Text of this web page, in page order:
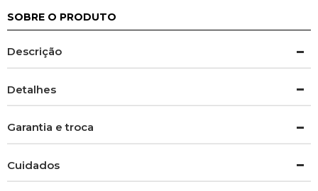
SOBRE O PRODUTO
Descrição
Detalhes
Garantia e troca
Cuidados